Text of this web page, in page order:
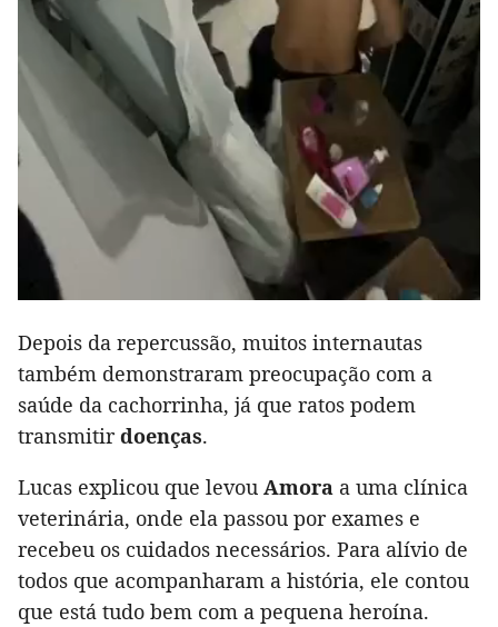
Depois da repercussão, muitos internautas
também demonstraram preocupação com a
saúde da cachorrinha, já que ratos podem
transmitirdoenças.
Lucas explicou que levou Amora a uma clínica
veterinária, onde ela passou por exames e
recebeu os cuidados necessários. Para alívio de
todos que acompanharam a história, ele contou
que está tudo bem com a pequena heroína.